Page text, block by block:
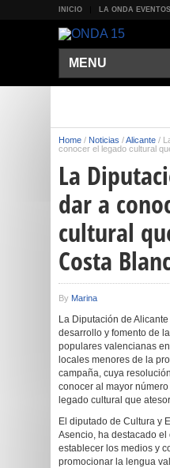
INICIO LA ONDA EVENTOS
MENU
Home / Noticias /Alicante /
conocer el legado cultural
La
dar a
cultural
Costa
By Marina
La Diputación de
desarrollo y fomento de
populares valencianas
locales menores de la
campaña, cuya
conocer al mayor
legado cultural que
El diputado de Cultura y
Asencio, ha destacado
establecer los medios y
promocionar la lengua